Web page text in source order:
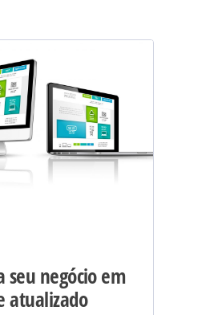
seu negócio em
atualizado